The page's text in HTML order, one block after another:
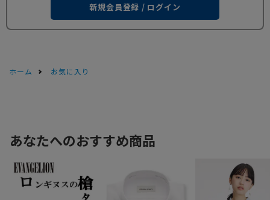
新規会員登録 / ログイン
ホーム お気に入り